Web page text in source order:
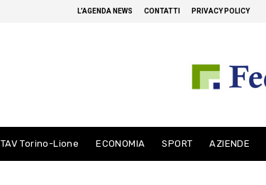
L’AGENDA NEWS CONTATTI PRIVACY POLICY
TAV Torino-Lione ECONOMIA SPORT AZIENDE